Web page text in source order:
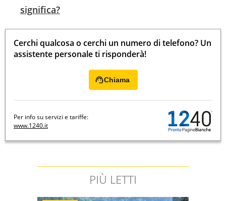
significa?
Cerchi qualcosa o cerchi un numero di telefono? Un
assistente personale ti risponderà!
Chiama
Per info su servizi e tariffe:
www.1240.it
PIÙ LETTI